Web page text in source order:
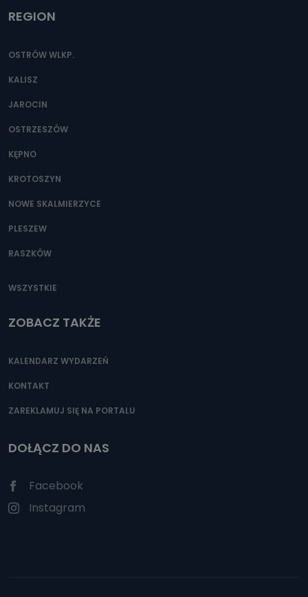
REGION
OSTRÓW WLKP.
KALISZ
JAROCIN
OSTRZESZÓW
KĘPNO
KROTOSZYN
NOWE SKALMIERZYCE
PLESZEW
RASZKÓW
WSZYSTKIE
ZOBACZ TAKŻE
KALENDARZ WYDARZEŃ
KONTAKT
ZAREKLAMUJ SIĘ NA PORTALU
DOŁĄCZ DO NAS
Facebook
Instagram